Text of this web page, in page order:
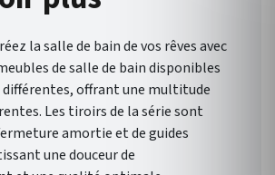
ressemble.
la salle de bain de vos rêves avec
de salle de bain disponibles
offrant une multitude
Les tiroirs de la série sont
amortie et de guides
une douceur de